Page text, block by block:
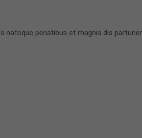
natoque penatibus et magnis dis